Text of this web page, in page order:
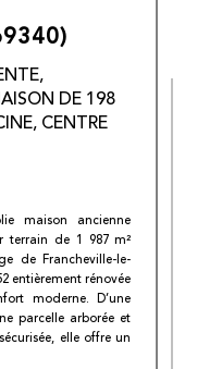
DE 198
CENTRE
maison ancienne
terrain de 1 987 m²
de Francheville-le-
entièrement rénovée
moderne. D’une
parcelle arborée et
elle offre un